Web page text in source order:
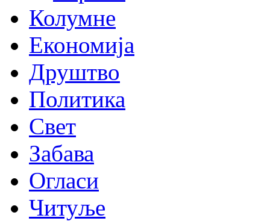
Колумне
Економија
Друштво
Политика
Свет
Забава
Огласи
Читуље